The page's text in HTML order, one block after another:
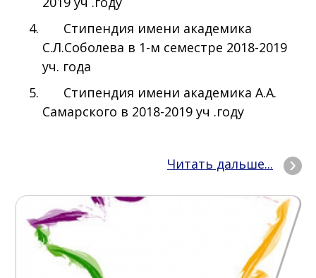
Cтипендия имени академика
С.Л.Соболева в 1-м семестре 2018-2019
уч. года
Cтипендия имени академика А.А.
Самарского в 2018-2019​​ уч .году
Читать дальше...